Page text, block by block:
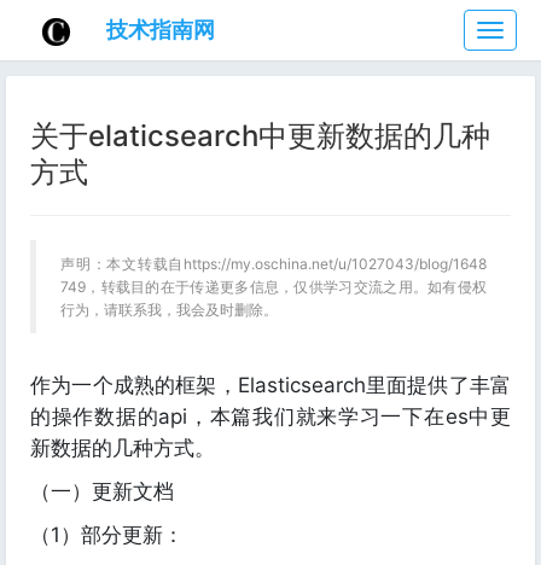
技
术
指
技术指南网
关于elaticsearch中更新数据的几种
方式
声明：本文转载自https://my.oschina.net/u/1027043/blog/1648
749，转载目的在于传递更多信息，仅供学习交流之用。如有侵权
行为，请联系我，我会及时删除。
作为一个成熟的框架，Elasticsearch里面提供了丰富
的操作数据的api，本篇我们就来学习一下在es中更
新数据的几种方式。
（一）更新文档
（1）部分更新：